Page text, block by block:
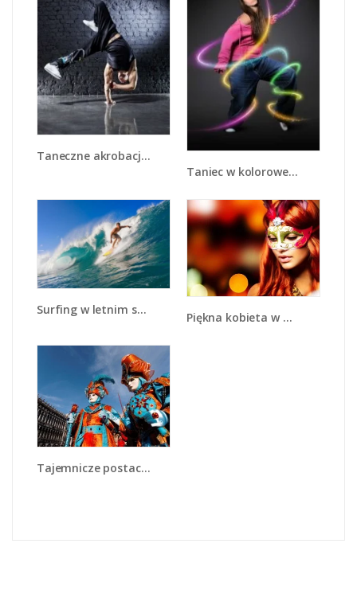
Taneczne akrobacje na jednej dłoni - L026
Taniec w kolorowej serpentynie - L002
Surfing w letnim sezonie - L132
Piękna kobieta w masce - L225
Tajemnicze postacie w wenecji - L211